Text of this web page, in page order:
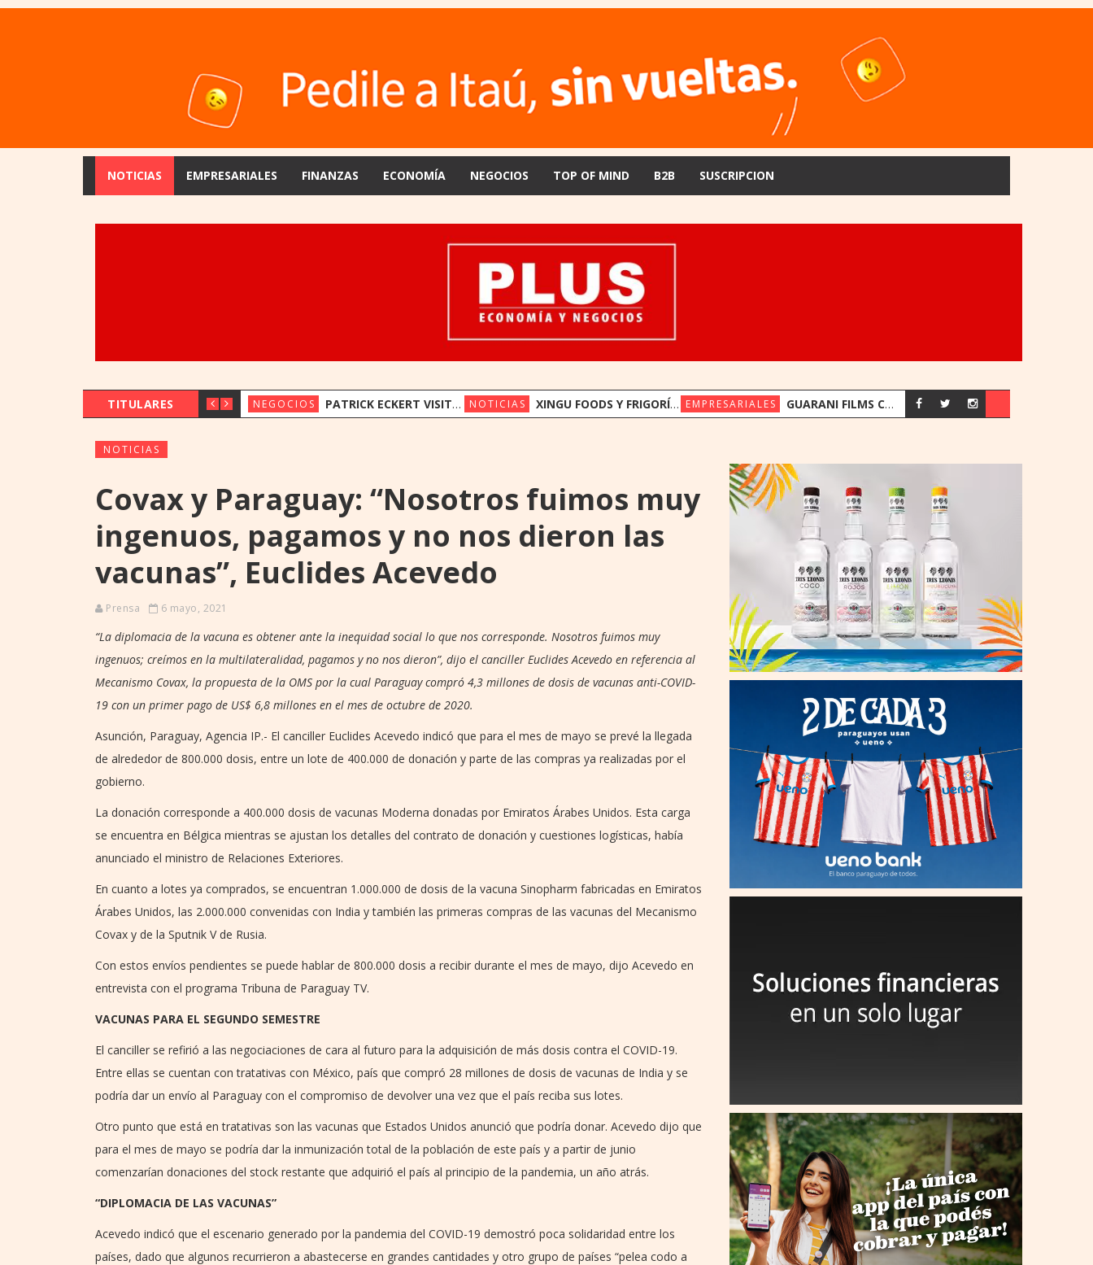
NOTICIAS EMPRESARIALES FINANZAS ECONOMÍA NEGOCIOS TOP OF MIND B2B SUSCRIPCION
TITULARES NEGOCIOS PATRICK ECKERT VISITÓ PARAGUAY PARA IMPULSAR EL ACCESO OPORTUNO A LA INNOVACIÓN EN SALUD NOTICIAS XINGU FOODS Y FRIGORÍFICO CONCEPCIÓN AVANZAN EN PROYECTO DE OPERACIÓN COMPARTIDA EMPRESARIALES GUARANI FILMS CELEBRA 10 AÑOS IMPULSANDO LA PUBLICIDAD PARAGUAYA
NOTICIAS
Covax y Paraguay: “Nosotros fuimos muy
ingenuos, pagamos y no nos dieron las
vacunas”, Euclides Acevedo
Prensa 6 mayo, 2021
“La diplomacia de la vacuna es obtener ante la inequidad social lo que nos corresponde. Nosotros fuimos muy
ingenuos; creímos en la multilateralidad, pagamos y no nos dieron”, dijo el canciller Euclides Acevedo en referencia al
Mecanismo Covax, la propuesta de la OMS por la cual Paraguay compró 4,3 millones de dosis de vacunas anti-COVID-
19 con un primer pago de US$ 6,8 millones en el mes de octubre de 2020.
Asunción, Paraguay, Agencia IP.- El canciller Euclides Acevedo indicó que para el mes de mayo se prevé la llegada
de alrededor de 800.000 dosis, entre un lote de 400.000 de donación y parte de las compras ya realizadas por el
gobierno.
La donación corresponde a 400.000 dosis de vacunas Moderna donadas por Emiratos Árabes Unidos. Esta carga
se encuentra en Bélgica mientras se ajustan los detalles del contrato de donación y cuestiones logísticas, había
anunciado el ministro de Relaciones Exteriores.
En cuanto a lotes ya comprados, se encuentran 1.000.000 de dosis de la vacuna Sinopharm fabricadas en Emiratos
Árabes Unidos, las 2.000.000 convenidas con India y también las primeras compras de las vacunas del Mecanismo
Covax y de la Sputnik V de Rusia.
Con estos envíos pendientes se puede hablar de 800.000 dosis a recibir durante el mes de mayo, dijo Acevedo en
entrevista con el programa Tribuna de Paraguay TV.
VACUNAS PARA EL SEGUNDO SEMESTRE
El canciller se refirió a las negociaciones de cara al futuro para la adquisición de más dosis contra el COVID-19.
Entre ellas se cuentan con tratativas con México, país que compró 28 millones de dosis de vacunas de India y se
podría dar un envío al Paraguay con el compromiso de devolver una vez que el país reciba sus lotes.
Otro punto que está en tratativas son las vacunas que Estados Unidos anunció que podría donar. Acevedo dijo que
para el mes de mayo se podría dar la inmunización total de la población de este país y a partir de junio
comenzarían donaciones del stock restante que adquirió el país al principio de la pandemia, un año atrás.
“DIPLOMACIA DE LAS VACUNAS”
Acevedo indicó que el escenario generado por la pandemia del COVID-19 demostró poca solidaridad entre los
países, dado que algunos recurrieron a abastecerse en grandes cantidades y otro grupo de países “pelea codo a